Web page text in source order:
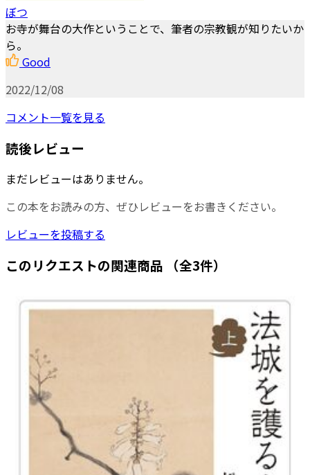
ぼつ
お寺が舞台の大作ということで、筆者の宗教観が知りたいか
ら。
Good
2022/12/08
コメント一覧を見る
読後レビュー
まだレビューはありません。
この本をお読みの方、ぜひレビューをお書きください。
レビューを投稿する
このリクエストの関連商品 （全3件）